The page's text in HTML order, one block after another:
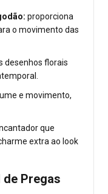
proporciona
o movimento das
desenhos florais
e movimento,
que
extra ao look
Pregas